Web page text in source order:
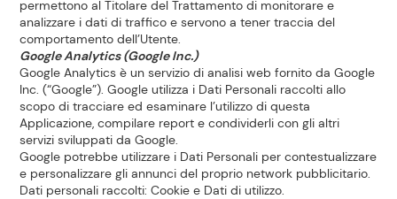
permettono al Titolare del Trattamento di monitorare e
analizzare i dati di traffico e servono a tener traccia del
comportamento dell’Utente.
Google Analytics (Google Inc.)
Google Analytics è un servizio di analisi web fornito da Google
Inc. (“Google”). Google utilizza i Dati Personali raccolti allo
scopo di tracciare ed esaminare l’utilizzo di questa
Applicazione, compilare report e condividerli con gli altri
servizi sviluppati da Google.
Google potrebbe utilizzare i Dati Personali per contestualizzare
e personalizzare gli annunci del proprio network pubblicitario.
Dati personali raccolti: Cookie e Dati di utilizzo.